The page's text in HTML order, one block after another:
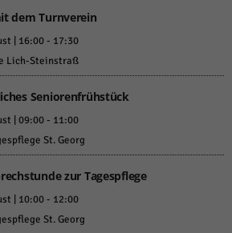
dem Turnverein
| 16:00- 17:30
Lich-Steinstraß
Seniorenfrühstück
| 09:00- 11:00
St. Georg
zur Tagespflege
| 10:00- 12:00
St. Georg